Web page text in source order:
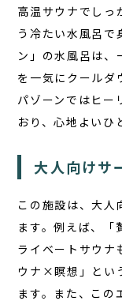
高温サウナでし
う冷たい水風呂で
ン」の水風呂は、
を一気にクールダ
パゾーンではヒー
おり、心地よいひ
大人向けサ
この施設は、大人
ます。例えば、
ライベートサウナ
ウナ×瞑想」とい
ます。また、この